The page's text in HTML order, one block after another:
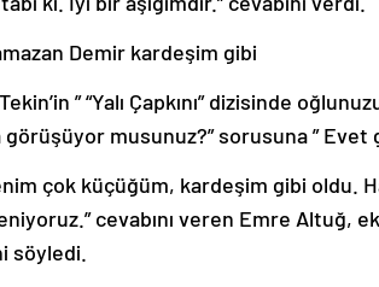
Demir kardeşim gibi
” “Yalı Çapkını” dizisinde
musunuz?” sorusuna ”
çok küçüğüm, kardeşim gibi oldu.
cevabını veren Emre Altuğ,
söyledi.